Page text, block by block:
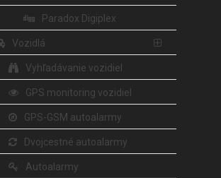
Paradox Digiplex
Vozidlá
Vyhľadávanie vozidiel
GPS monitoring vozidiel
GPS-GSM autoalarmy
Dvojcestné autoalarmy
Autoalarmy